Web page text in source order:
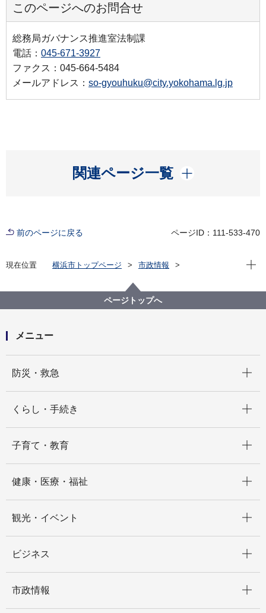
このページへのお問合せ
総務局ガバナンス推進室法制課
電話： 045-671-3927
ファクス：045-664-5484
メールアドレス： so-gyouhuku@city.yokohama.lg.jp
関連ページ一覧
開く
前のページに戻る ページID：111-533-470
現在位置 横浜市トップページ
市政情報
行政不服審査制度関連情報
行政不服審査会について
令和３年度審査会資料等一覧
現在
ページトップへ
メニュー
防災・救急
くらし・手続き
子育て・教育
健康・医療・福祉
観光・イベント
ビジネス
市政情報